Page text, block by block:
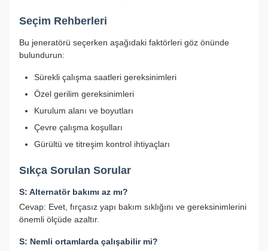
Seçim Rehberleri
Bu jeneratörü seçerken aşağıdaki faktörleri göz önünde
bulundurun:
Sürekli çalışma saatleri gereksinimleri
Özel gerilim gereksinimleri
Kurulum alanı ve boyutları
Çevre çalışma koşulları
Gürültü ve titreşim kontrol ihtiyaçları
Sıkça Sorulan Sorular
S: Alternatör bakımı az mı?
Cevap: Evet, fırçasız yapı bakım sıklığını ve gereksinimlerini
önemli ölçüde azaltır.
S: Nemli ortamlarda çalışabilir mi?